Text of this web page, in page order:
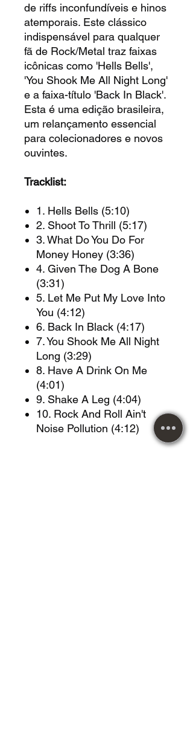
de riffs inconfundíveis e hinos
atemporais. Este clássico
indispensável para qualquer
fã de Rock/Metal traz faixas
icônicas como 'Hells Bells',
'You Shook Me All Night Long'
e a faixa-título 'Back In Black'.
Esta é uma edição brasileira,
um relançamento essencial
para colecionadores e novos
ouvintes.
Tracklist:
1. Hells Bells (5:10)
2. Shoot To Thrill (5:17)
3. What Do You Do For
Money Honey (3:36)
4. Given The Dog A Bone
(3:31)
5. Let Me Put My Love Into
You (4:12)
6. Back In Black (4:17)
7. You Shook Me All Night
Long (3:29)
8. Have A Drink On Me
(4:01)
9. Shake A Leg (4:04)
10. Rock And Roll Ain't
Noise Pollution (4:12)